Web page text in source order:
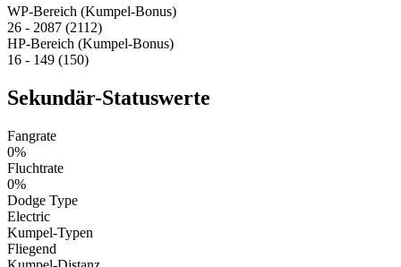
WP-Bereich (Kumpel-Bonus)
26 - 2087 (2112)
HP-Bereich (Kumpel-Bonus)
16 - 149 (150)
Sekundär-Statuswerte
Fangrate
0%
Fluchtrate
0%
Dodge Type
Electric
Kumpel-Typen
Fliegend